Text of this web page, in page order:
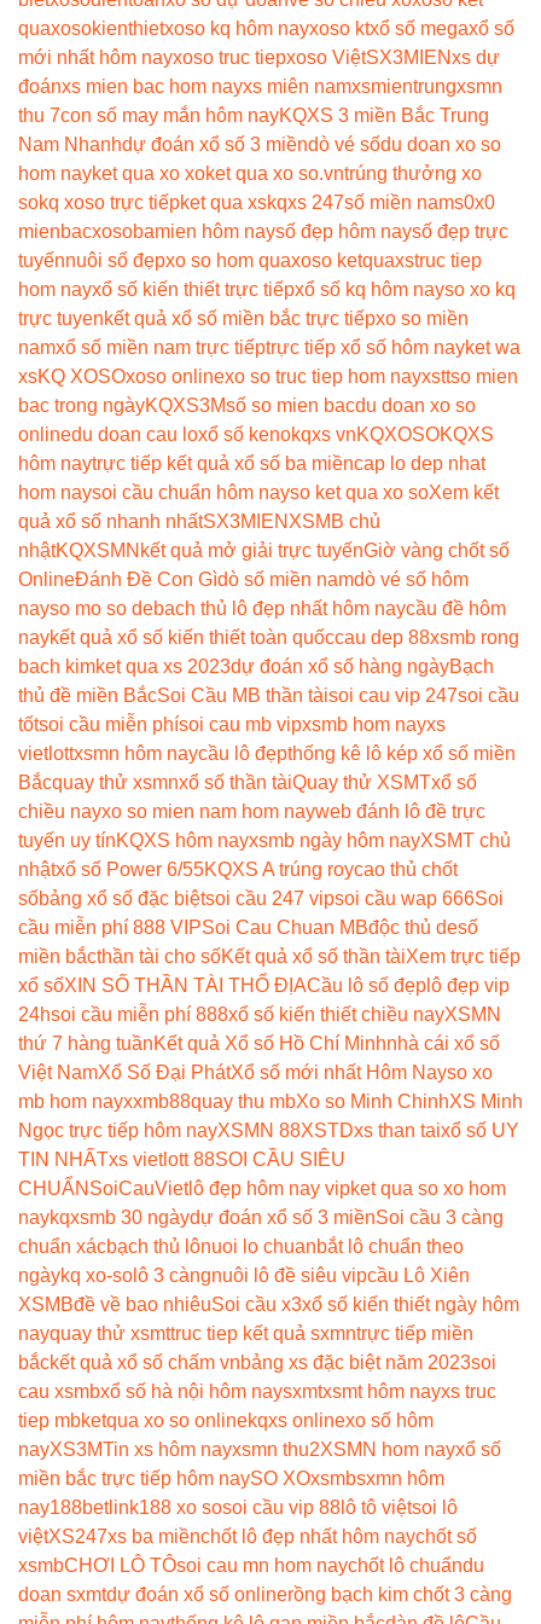
quaxosokienthietxoso kq hôm nayxoso ktxổ số megaxổ số
mới nhất hôm nayxoso truc tiepxoso ViệtSX3MIENxs dự
đoánxs mien bac hom nayxs miên namxsmientrungxsmn
thu 7con số may mắn hôm nayKQXS 3 miền Bắc Trung
Nam Nhanhdự đoán xổ số 3 miềndò vé sốdu doan xo so
hom nayket qua xo xoket qua xo so.vntrúng thưởng xo
sokq xoso trực tiếpket qua xskqxs 247số miền nams0x0
mienbacxosobamien hôm naysố đẹp hôm naysố đẹp trực
tuyếnnuôi số đẹpxo so hom quaxoso ketquaxstruc tiep
hom nayxổ số kiến thiết trực tiếpxổ số kq hôm nayso xo kq
trực tuyenkết quả xổ số miền bắc trực tiếpxo so miền
namxổ số miền nam trực tiếptrực tiếp xổ số hôm nayket wa
xsKQ XOSOxoso onlinexo so truc tiep hom nayxsttso mien
bac trong ngàyKQXS3Msố so mien bacdu doan xo so
onlinedu doan cau loxổ số kenokqxs vnKQXOSOKQXS
hôm naytrực tiếp kết quả xổ số ba miềncap lo dep nhat
hom naysoi cầu chuẩn hôm nayso ket qua xo soXem kết
quả xổ số nhanh nhấtSX3MIEN XSMB chủ
nhậtKQXSMN kết quả mở giải trực tuyếnGiờ vàng chốt số
OnlineĐánh Đề Con Gìdò số miền namdò vé số hôm
nayso mo so debach thủ lô đẹp nhất hôm naycầu đề hôm
naykết quả xổ số kiến thiết toàn quốccau dep 88xsmb rong
bach kimket qua xs 2023dự đoán xổ số hàng ngàyBạch
thủ đề miền BắcSoi Cầu MB thần tàisoi cau vip 247soi cầu
tốtsoi cầu miễn phísoi cau mb vipxsmb hom nayxs
vietlottxsmn hôm naycầu lô đẹpthống kê lô kép xổ số miền
Bắcquay thử xsmnxổ số thần tàiQuay thử XSMTxổ số
chiều nayxo so mien nam hom nayweb đánh lô đề trực
tuyến uy tínKQXS hôm nayxsmb ngày hôm nayXSMT chủ
nhậtxổ số Power 6/55KQXS A trúng roycao thủ chốt
sốbảng xổ số đặc biệtsoi cầu 247 vipsoi cầu wap 666Soi
cầu miễn phí 888 VIPSoi Cau Chuan MBđộc thủ desố
miền bắcthần tài cho sốKết quả xổ số thần tàiXem trực tiếp
xổ sốXIN SỐ THẦN TÀI THỔ ĐỊACầu lô số đẹp lô đẹp vip
24hsoi cầu miễn phí 888xổ số kiến thiết chiều nayXSMN
thứ 7 hàng tuầnKết quả Xổ số Hồ Chí Minhnhà cái xổ số
Việt NamXổ Số Đại PhátXổ số mới nhất Hôm Nayso xo
mb hom nayxxmb88quay thu mbXo so Minh ChinhXS Minh
Ngọc trực tiếp hôm nayXSMN 88XSTDxs than taixổ số UY
TIN NHẤTxs vietlott 88SOI CẦU SIÊU
CHUẨN SoiCauVietlô đẹp hôm nay vipket qua so xo hom
naykqxsmb 30 ngàydự đoán xổ số 3 miềnSoi cầu 3 càng
chuẩn xácbạch thủ lônuoi lo chuanbắt lô chuẩn theo
ngàykq xo-so lô 3 càngnuôi lô đề siêu vipcầu Lô Xiên
XSMBđề về bao nhiêuSoi cầu x3xổ số kiến thiết ngày hôm
nayquay thử xsmttruc tiep kết quả sxmntrực tiếp miền
bắckết quả xổ số chấm vnbảng xs đặc biệt năm 2023soi
cau xsmbxổ số hà nội hôm naysxmtxsmt hôm nayxs truc
tiep mbketqua xo so onlinekqxs onlinexo số hôm
nayXS3MTin xs hôm nayxsmn thu2XSMN hom nayxổ số
miền bắc trực tiếp hôm naySO XOxsmbsxmn hôm
nay188betlink188 xo sosoi cầu vip 88 lô tô việtsoi lô
việtXS247xs ba miềnchốt lô đẹp nhất hôm naychốt số
xsmbCHƠI LÔ TÔsoi cau mn hom naychốt lô chuẩndu
doan sxmtdự đoán xổ số onlinerồng bạch kim chốt 3 càng